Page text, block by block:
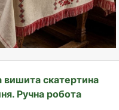
вишита скатертина
Ручна робота